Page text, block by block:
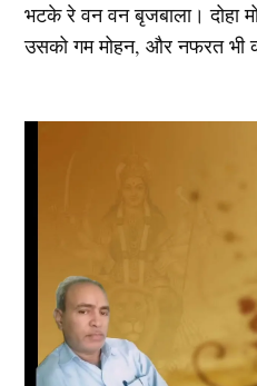
भटके रे वन वन बृजबाला। दोहा
उसको गम मोहन, और नफरत भी